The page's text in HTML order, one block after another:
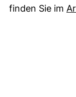
finden Sie im